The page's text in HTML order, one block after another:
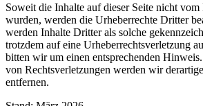
Soweit die Inhalte auf dieser Seite nicht vom
wurden, werden die Urheberrechte Dritter
werden Inhalte Dritter als solche
trotzdem auf eine Urheberrechtsverletzung
bitten wir um einen entsprechenden
von Rechtsverletzungen werden wir
entfernen.